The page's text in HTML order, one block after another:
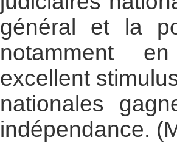
général et la
notamment
excellent
nationales
indépendance.